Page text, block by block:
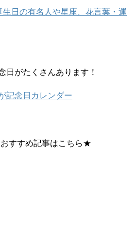
生日の有名人や星座、花言葉・運
日がたくさんあります！
記念日カレンダー
すすめ記事はこちら★